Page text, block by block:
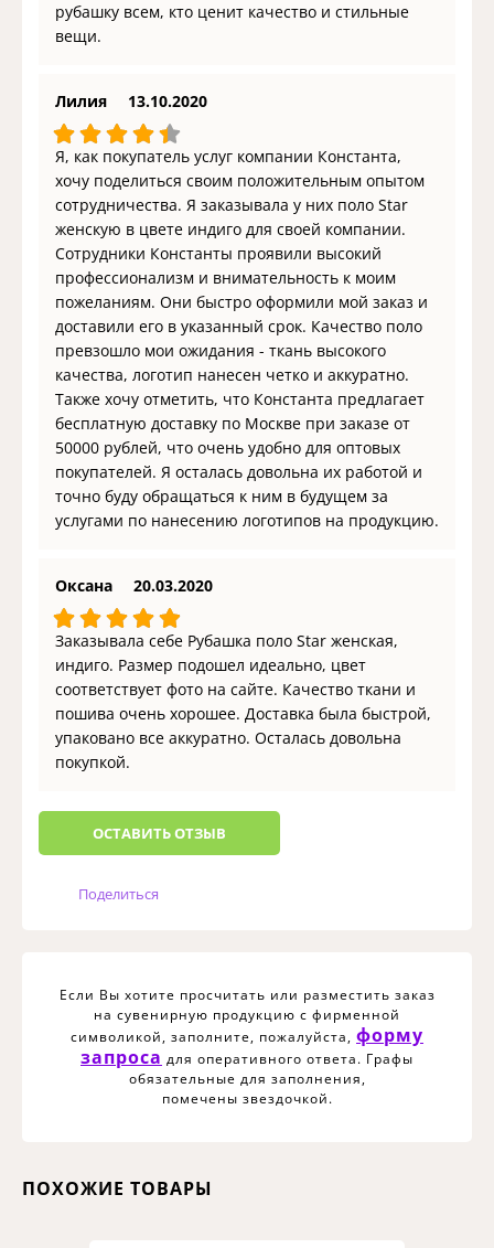
рубашку всем, кто ценит качество и стильные
вещи.
Лилия 13.10.2020
Я, как покупатель услуг компании Константа,
хочу поделиться своим положительным опытом
сотрудничества. Я заказывала у них поло Star
женскую в цвете индиго для своей компании.
Сотрудники Константы проявили высокий
профессионализм и внимательность к моим
пожеланиям. Они быстро оформили мой заказ и
доставили его в указанный срок. Качество поло
превзошло мои ожидания - ткань высокого
качества, логотип нанесен четко и аккуратно.
Также хочу отметить, что Константа предлагает
бесплатную доставку по Москве при заказе от
50000 рублей, что очень удобно для оптовых
покупателей. Я осталась довольна их работой и
точно буду обращаться к ним в будущем за
услугами по нанесению логотипов на продукцию.
Оксана 20.03.2020
Заказывала себе Рубашка поло Star женская,
индиго. Размер подошел идеально, цвет
соответствует фото на сайте. Качество ткани и
пошива очень хорошее. Доставка была быстрой,
упаковано все аккуратно. Осталась довольна
покупкой.
ОCТАВИТЬ ОТЗЫВ
Поделиться
Если Вы хотите просчитать или разместить заказ
на сувенирную продукцию с фирменной
символикой, заполните, пожалуйста, форму
запроса для оперативного ответа. Графы
обязательные для заполнения,
помечены звездочкой.
ПОХОЖИЕ ТОВАРЫ